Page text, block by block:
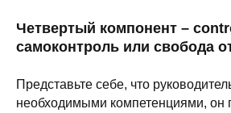
Четвертый компонент –
самоконтроль или свобода
Представьте себе, что
необходимыми компетенциями, он